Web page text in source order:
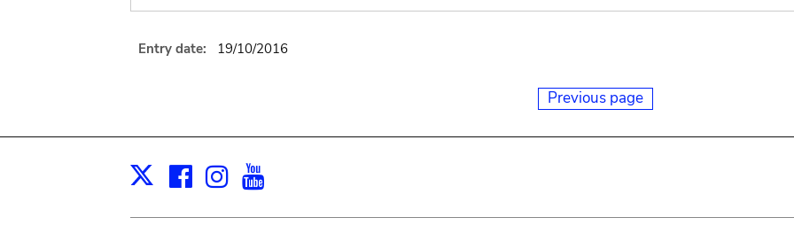
Entry date: 19/10/2016
Previous page
X Facebook
Instagram